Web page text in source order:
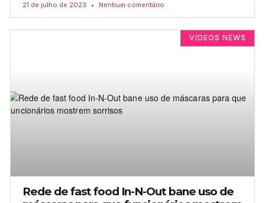
21 de julho de 2023 Nenhum comentário
VÍDEOS NEWS
Rede de fast food In-N-Out bane uso de